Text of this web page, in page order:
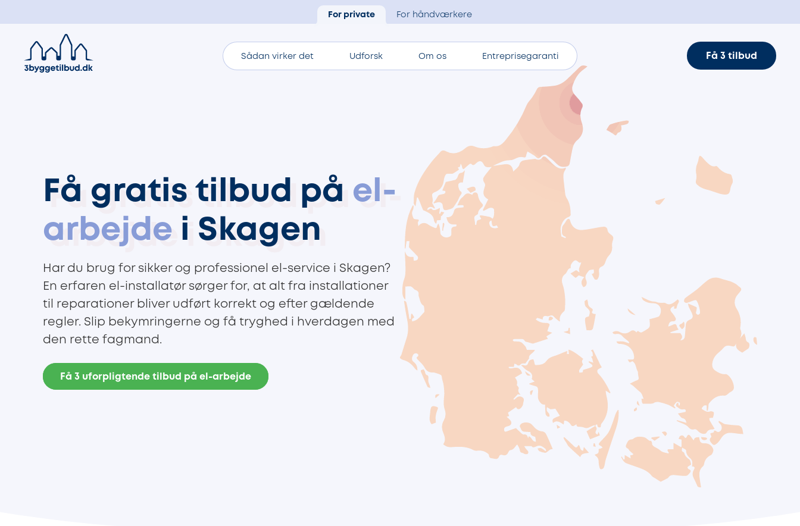
For private For håndværkere
Sådan virker det Udforsk Om os Entreprisegaranti Få 3 tilbud
Få gratis tilbud på el-
arbejde i Skagen
Har du brug for sikker og professionel el-service i Skagen?
En erfaren el-installatør sørger for, at alt fra installationer
til reparationer bliver udført korrekt og efter gældende
regler. Slip bekymringerne og få tryghed i hverdagen med
den rette fagmand.
Få 3 uforpligtende tilbud på el-arbejde